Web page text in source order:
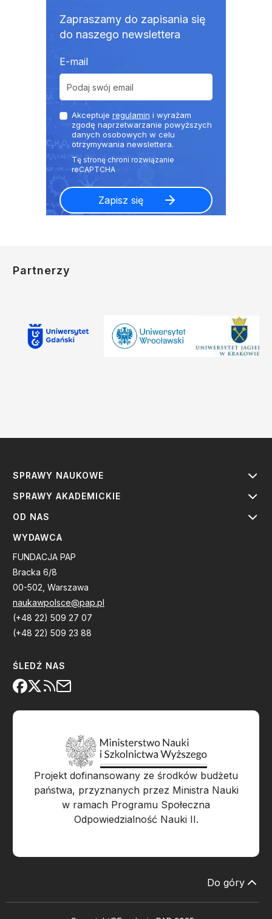
Zapraszamy do zapisania się
do naszego newslettera
E-mail
Akceptuje regulamin i wyrażam
zgodę naprzetwarzanie powyższych
danych osobowych w celu
otrzymywania newslettera.
Partnerzy
SPRAWY NAUKOWE
SPRAWY AKADEMICKIE
OD NAS
WYDAWCA
FUNDACJA PAP
Bracka 6/8
00-502, Warszawa
naukawpolsce@pap.pl
(+48 22) 509 27 07
(+48 22) 509 23 88
ŚLEDŹ NAS
Projekt dofinansowany ze środków budżetu
państwa, przyznanych przez Ministra Nauki
w ramach Programu Społeczna
Odpowiedzialność Nauki II.
Do góry